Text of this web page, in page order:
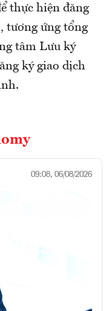
thực hiện đăng
tương ứng tổng
tâm Lưu ký
ký giao dịch
09:08, 06/08/2026